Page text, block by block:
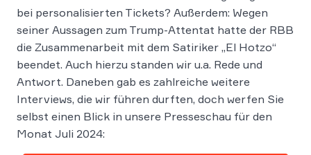
bei personalisierten Tickets? Außerdem: Wegen
seiner Aussagen zum Trump-Attentat hatte der RBB
die Zusammenarbeit mit dem Satiriker „El Hotzo“
beendet. Auch hierzu standen wir u.a. Rede und
Antwort. Daneben gab es zahlreiche weitere
Interviews, die wir führen durften, doch werfen Sie
selbst einen Blick in unsere Presseschau für den
Monat Juli 2024: